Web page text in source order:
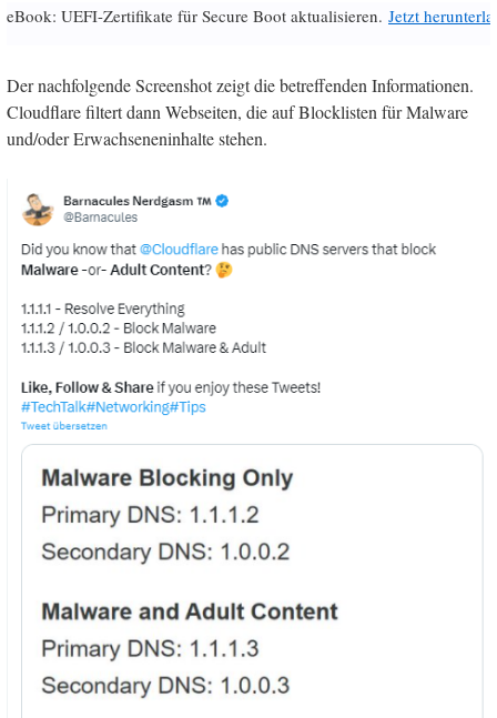
eBook: UEFI-Zertifikate für Secure Boot aktualisieren. Jetzt
Der nachfolgende Screenshot zeigt die betreffenden Informationen.
Cloudflare filtert dann Webseiten, die auf Blocklisten für Malware
und/oder Erwachseneninhalte stehen.